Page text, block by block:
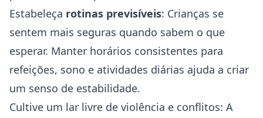
Estabeleça rotinas previsíveis: Crianças se
sentem mais seguras quando sabem o que
esperar. Manter horários consistentes para
refeições, sono e atividades diárias ajuda a criar
um senso de estabilidade.
Cultive um lar livre de violência e conflitos: A